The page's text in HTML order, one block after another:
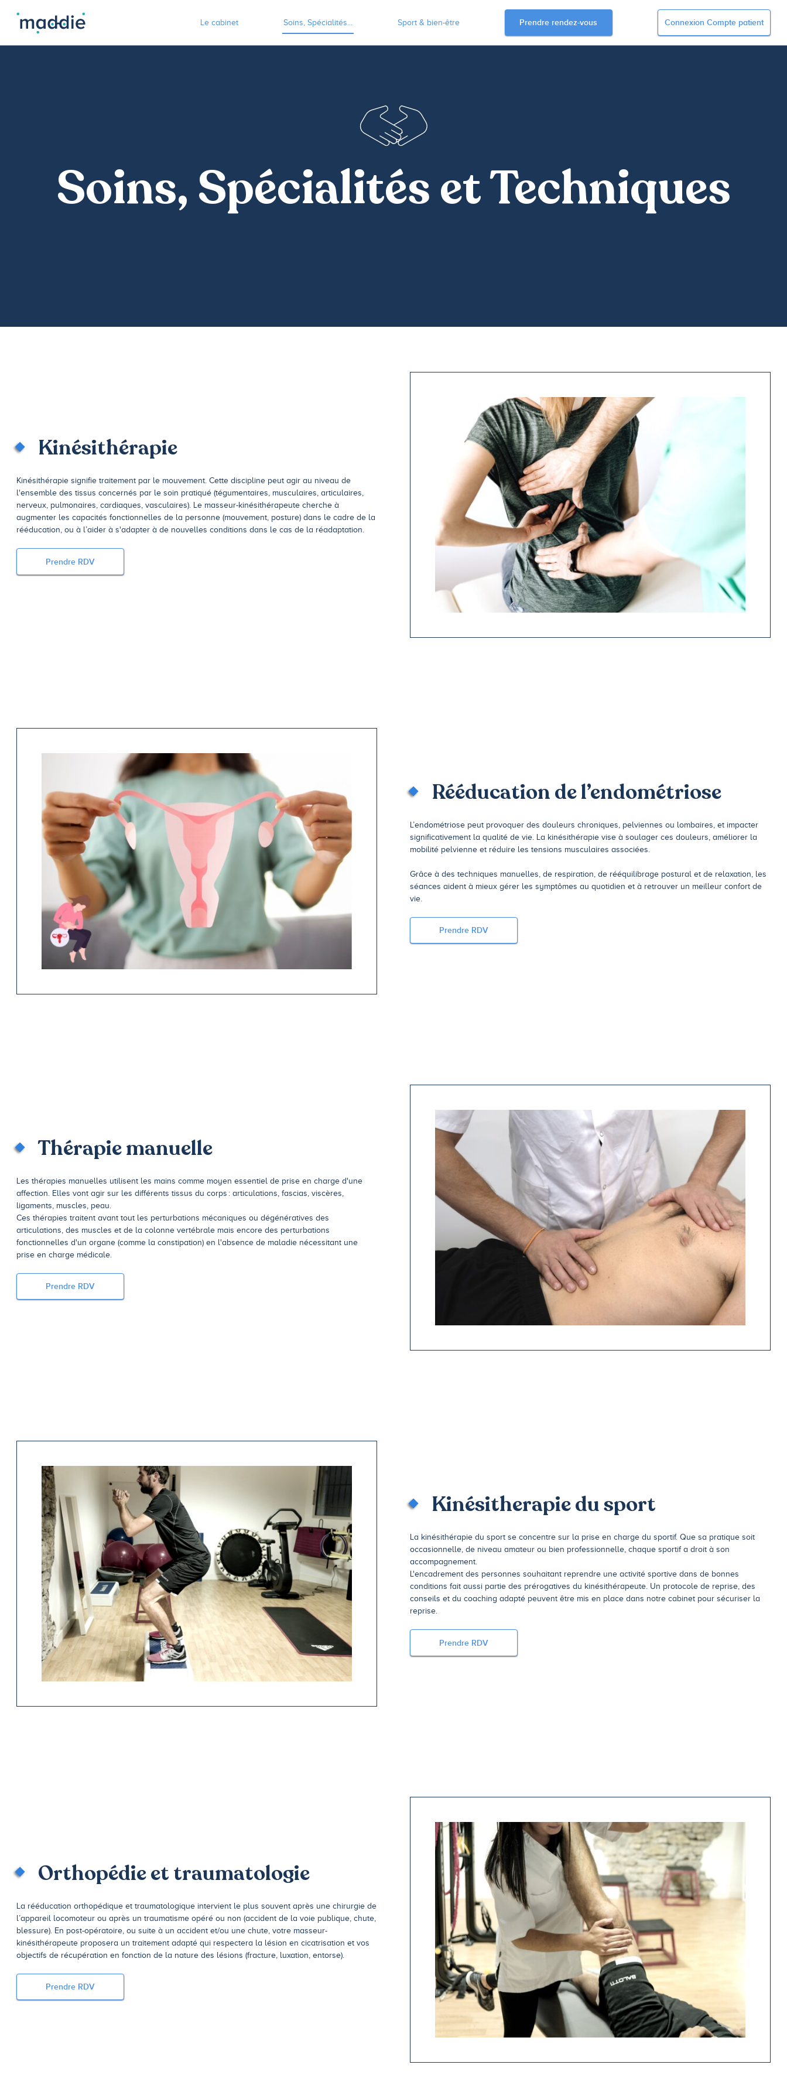
Le cabinet Soins, Spécialités... Sport & bien-être Prendre rendez-vous Connexion Compte patient
Soins, Spécialités et Techniques
Kinésithérapie
Kinésithérapie signifie traitement par le mouvement. Cette discipline peut agir au niveau de
l'ensemble des tissus concernés par le soin pratiqué (tégumentaires, musculaires, articulaires,
nerveux, pulmonaires, cardiaques, vasculaires). Le masseur-kinésithérapeute cherche à
augmenter les capacités fonctionnelles de la personne (mouvement, posture) dans le cadre de la
rééducation, ou à l’aider à s'adapter à de nouvelles conditions dans le cas de la réadaptation.
Prendre RDV
Rééducation de l’endométriose
L’endométriose peut provoquer des douleurs chroniques, pelviennes ou lombaires, et impacter
significativement la qualité de vie. La kinésithérapie vise à soulager ces douleurs, améliorer la
mobilité pelvienne et réduire les tensions musculaires associées.
Grâce à des techniques manuelles, de respiration, de rééquilibrage postural et de relaxation, les
séances aident à mieux gérer les symptômes au quotidien et à retrouver un meilleur confort de
vie.
Prendre RDV
Thérapie manuelle
Les thérapies manuelles utilisent les mains comme moyen essentiel de prise en charge d'une
affection. Elles vont agir sur les différents tissus du corps : articulations, fascias, viscères,
ligaments, muscles, peau.
Ces thérapies traitent avant tout les perturbations mécaniques ou dégénératives des
articulations, des muscles et de la colonne vertébrale mais encore des perturbations
fonctionnelles d'un organe (comme la constipation) en l'absence de maladie nécessitant une
prise en charge médicale.
Prendre RDV
Kinésitherapie du sport
La kinésithérapie du sport se concentre sur la prise en charge du sportif. Que sa pratique soit
occasionnelle, de niveau amateur ou bien professionnelle, chaque sportif a droit à son
accompagnement.
L'encadrement des personnes souhaitant reprendre une activité sportive dans de bonnes
conditions fait aussi partie des prérogatives du kinésithérapeute. Un protocole de reprise, des
conseils et du coaching adapté peuvent être mis en place dans notre cabinet pour sécuriser la
reprise.
Prendre RDV
Orthopédie et traumatologie
La rééducation orthopédique et traumatologique intervient le plus souvent après une chirurgie de
l’appareil locomoteur ou après un traumatisme opéré ou non (accident de la voie publique, chute,
blessure). En post-opératoire, ou suite à un accident et/ou une chute, votre masseur-
kinésithérapeute proposera un traitement adapté qui respectera la lésion en cicatrisation et vos
objectifs de récupération en fonction de la nature des lésions (fracture, luxation, entorse).
Prendre RDV